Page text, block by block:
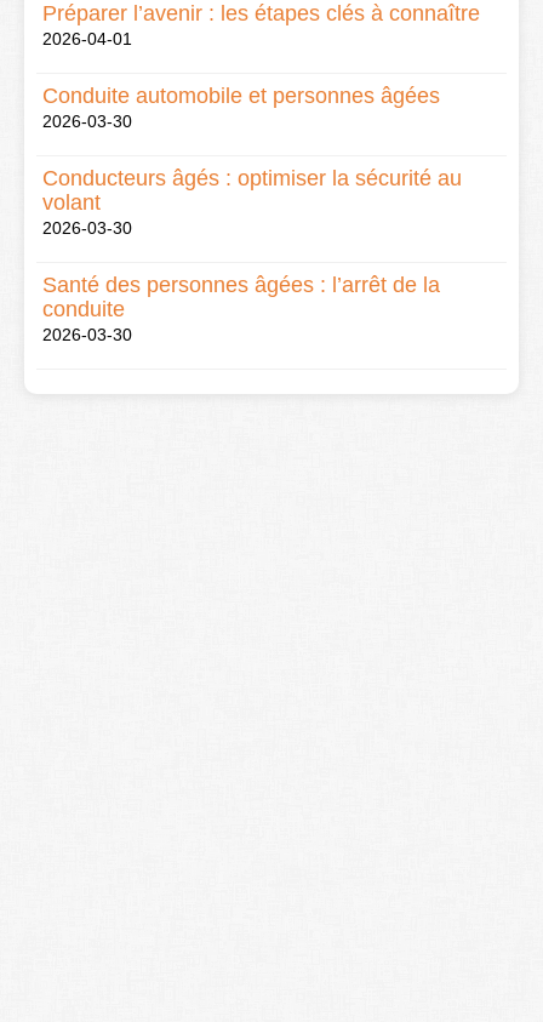
Préparer l’avenir : les étapes clés à connaître
2026-04-01
Conduite automobile et personnes âgées
2026-03-30
Conducteurs âgés : optimiser la sécurité au
volant
2026-03-30
Santé des personnes âgées : l’arrêt de la
conduite
2026-03-30